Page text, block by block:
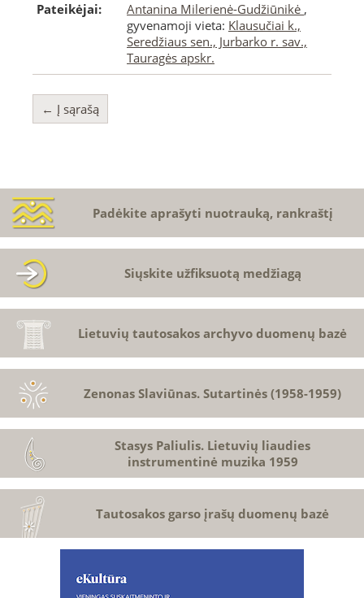
Pateikėjai: Antanina Milerienė-Gudžiūnikė ,
gyvenamoji vieta: Klausučiai k.,
Seredžiaus sen., Jurbarko r. sav.,
Tauragės apskr.
← Į sąrašą
Padėkite aprašyti nuotrauką, rankraštį
Siųskite užfiksuotą medžiagą
Lietuvių tautosakos archyvo duomenų bazė
Zenonas Slaviūnas. Sutartinės (1958-1959)
Stasys Paliulis. Lietuvių liaudies
instrumentinė muzika 1959
Tautosakos garso įrašų duomenų bazė